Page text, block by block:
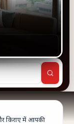
और किराए में आपकी